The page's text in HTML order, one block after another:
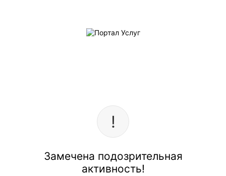
Замечена подозрительная
активность!